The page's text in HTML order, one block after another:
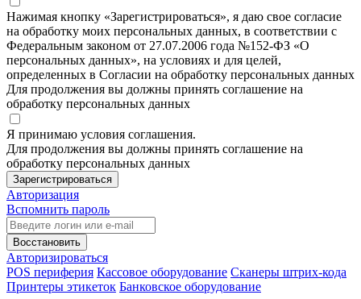
Нажимая кнопку «Зарегистрироваться», я даю свое согласие
на обработку моих персональных данных, в соответствии с
Федеральным законом от 27.07.2006 года №152-ФЗ «О
персональных данных», на условиях и для целей,
определенных в Согласии на обработку персональных данных
Для продолжения вы должны принять соглашение на
обработку персональных данных
Я принимаю условия соглашения.
Для продолжения вы должны принять соглашение на
обработку персональных данных
Зарегистрироваться
Авторизация
Вспомнить пароль
Восстановить
Авторизироваться
POS периферия Кассовое оборудование Сканеры штрих-кода
Принтеры этикеток Банковское оборудование